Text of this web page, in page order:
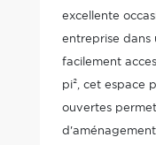
excellente
entreprise dans
facilement
pi², cet espace
ouvertes